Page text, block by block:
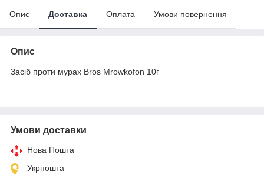
Опис Доставка Оплата Умови повернення
Опис
Засіб проти мурах Bros Mrowkofon 10г
Умови доставки
Нова Пошта
Укрпошта